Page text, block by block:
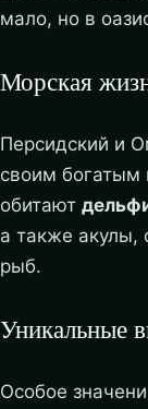
мало, но в
Морская
Персидский и
своим
обитают
а также акулы,
рыб.
Уникальные
Особое